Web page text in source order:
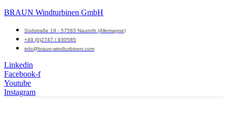
BRAUN Windturbinen GmbH
Südstraße 19 - 57583 Nauroth (Allemagne)
+49 (0)2747 / 930585
info@braun-windturbinen.com
Linkedin
Facebook-f
Youtube
Instagram